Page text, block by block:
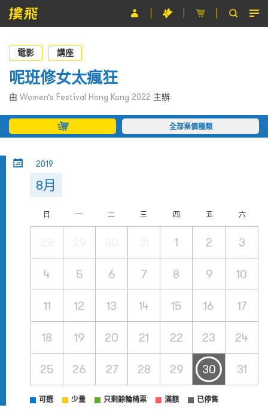
節目
主辦單位
關於撲飛
條款及細則
電影 講座
呢班修女太瘋狂
由 Women’s Festival Hong Kong 2022 主辦
全部票價種類
2019
8月
日 一 二 三 四 五 六
1 2 3
4 5 6 7 8 9 10
11 12 13 14 15 16 17
18 19 20 21 22 23 24
25 26 27 28 29 30 31
可選 少量 只剩餘輪椅票 滿額 已停售